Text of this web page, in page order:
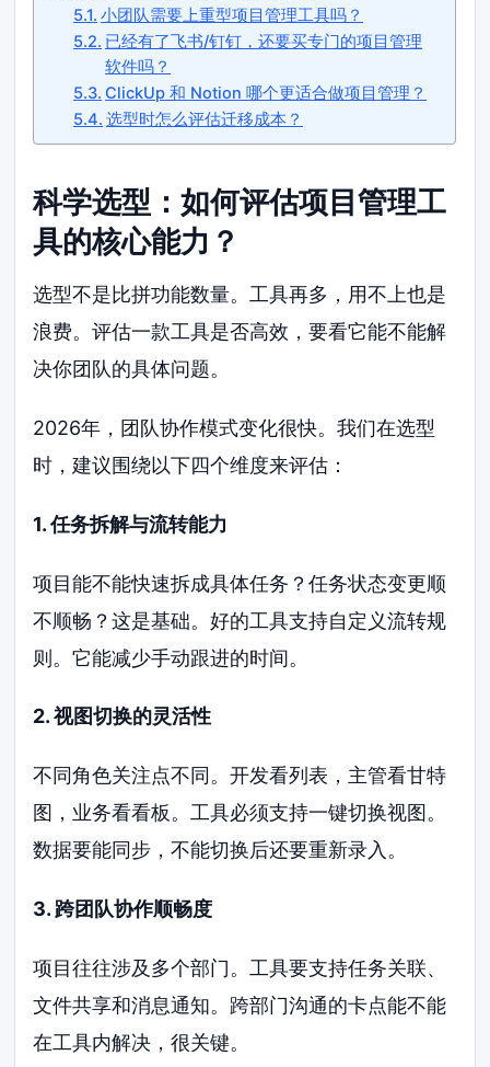
小团队需要上重型项目管理工具吗？
已经有了飞书/钉钉，还要买专门的项目管理
软件吗？
ClickUp 和 Notion 哪个更适合做项目管理？
选型时怎么评估迁移成本？
科学选型：如何评估项目管理工
具的核心能力？
选型不是比拼功能数量。工具再多，用不上也是
浪费。评估一款工具是否高效，要看它能不能解
决你团队的具体问题。
2026年，团队协作模式变化很快。我们在选型
时，建议围绕以下四个维度来评估：
1. 任务拆解与流转能力
项目能不能快速拆成具体任务？任务状态变更顺
不顺畅？这是基础。好的工具支持自定义流转规
则。它能减少手动跟进的时间。
2. 视图切换的灵活性
不同角色关注点不同。开发看列表，主管看甘特
图，业务看看板。工具必须支持一键切换视图。
数据要能同步，不能切换后还要重新录入。
3. 跨团队协作顺畅度
项目往往涉及多个部门。工具要支持任务关联、
文件共享和消息通知。跨部门沟通的卡点能不能
在工具内解决，很关键。